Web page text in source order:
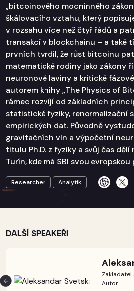
„bitcoinového mocninného
škálovacího vztahu, který
v rozsahu více než čtyř řádů a
transakcí v blockchainu – a také
prvních tvrdil, že růst bitcoinu
matematické rodiny jako zákony
neuronové laviny a kritické
autorem knihy „The Physics of
rámec rozvíjí od základních
statistické fyziky, renormalizační
empirických dat. Původně
gravitačních vln a výpočetní
titulu Ph.D. z fyziky a svůj čas dělí
Turín, kde má SBI svou evropskou
Researcher Analytik
DALŠÍ SPEAKEŘI
Autor